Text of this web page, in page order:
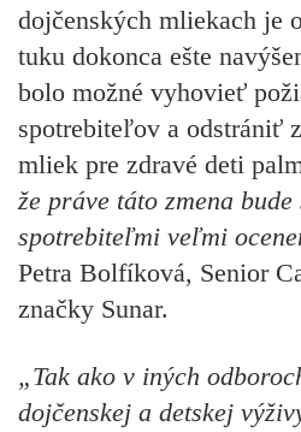
dojčenských mliekach je
tuku dokonca ešte
bolo možné vyhovieť
spotrebiteľov a odstrániť
mliek pre zdravé deti
že práve táto zmena
spotrebiteľmi veľmi
Petra Bolfíková, Senior
značky Sunar.
„Tak ako v iných
dojčenskej a detskej